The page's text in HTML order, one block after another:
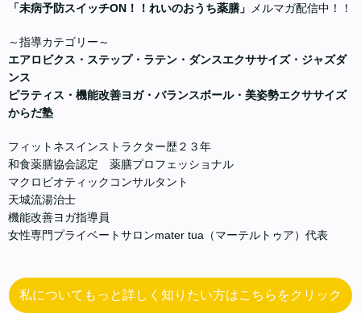
「未病予防スイッチON！！れいのおうち薬膳」 メルマガ配信中！！
～指導カテゴリー～
エアロビクス・ステップ・ラテン・ダンスエクササイズ・ジャズダ
ンス
ピラティス・機能改善ヨガ・バランスボール・美姿勢エクササイズ
からだ塾
フィットネスインストラクター歴２３年
和食薬膳協会認定 薬膳プロフェッショナル
マクロビオティックコンサルタント
天城流湯治士
機能改善ヨガ指導員
女性専門プライベートサロンmater tua（マーテルトゥア）代表
私についてもっと詳しく知りたい方はこちらをクリック